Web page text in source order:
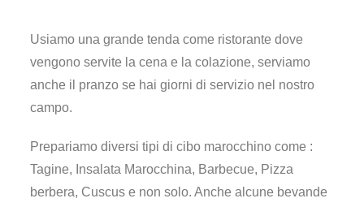
Usiamo una grande tenda come ristorante dove
vengono servite la cena e la colazione, serviamo
anche il pranzo se hai giorni di servizio nel nostro
campo.
Prepariamo diversi tipi di cibo marocchino come :
Tagine, Insalata Marocchina, Barbecue, Pizza
berbera, Cuscus e non solo. Anche alcune bevande